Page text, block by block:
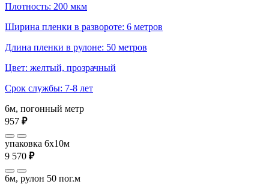
Плотность: 200 мкм
Ширина пленки в развороте: 6 метров
Длина пленки в рулоне: 50 метров
Цвет: желтый, прозрачный
Срок службы: 7-8 лет
6м, погонный метр
957 ₽
упаковка 6x10м
9 570 ₽
6м, рулон 50 пог.м